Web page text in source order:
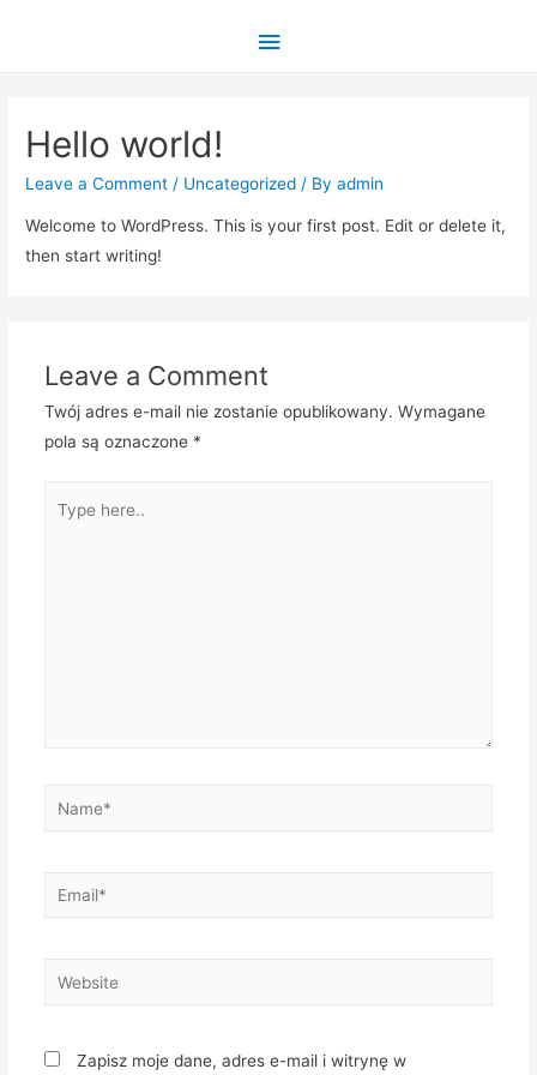
Main
Hello world!
Leave a Comment / Uncategorized / Byadmin
Welcome to WordPress. This is your first post. Edit or delete it,
then start writing!
Leave a Comment
Twój adres e-mail nie zostanie opublikowany. Wymagane
pola są oznaczone *
here..
Name*
Email*
Website
Zapisz moje dane, adres e-mail i witrynę w